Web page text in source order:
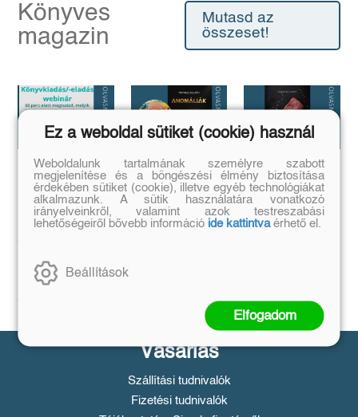
Könyves
magazin
Mutasd az
összeset!
Megírtad a
könyvedet, de
azt is tudod,
hogyan add
Időpont: június
16., 18:00-19:00
Anomáliák
Mi történik akkor,
ha létezik egy
olyan tárgy, ami
...és mi van ha
mégis?
...a legrosszabb
helyzetből is lehet
Vásárlás
Szállítási tudnivalók
Fizetési tudnivalók
Ez a weboldal sütiket (cookie) használ
Weboldalunk tartalmának személyre szabott
megjelenítése és a böngészési élmény biztosítása
érdekében sütiket (cookie), illetve egyéb technológiákat
alkalmazunk. A sütik használatára vonatkozó
irányelveinkről, valamint azok testreszabási
lehetőségeiről bővebb információ ide kattintvaérhető el.
Beállítások
Elfogadom